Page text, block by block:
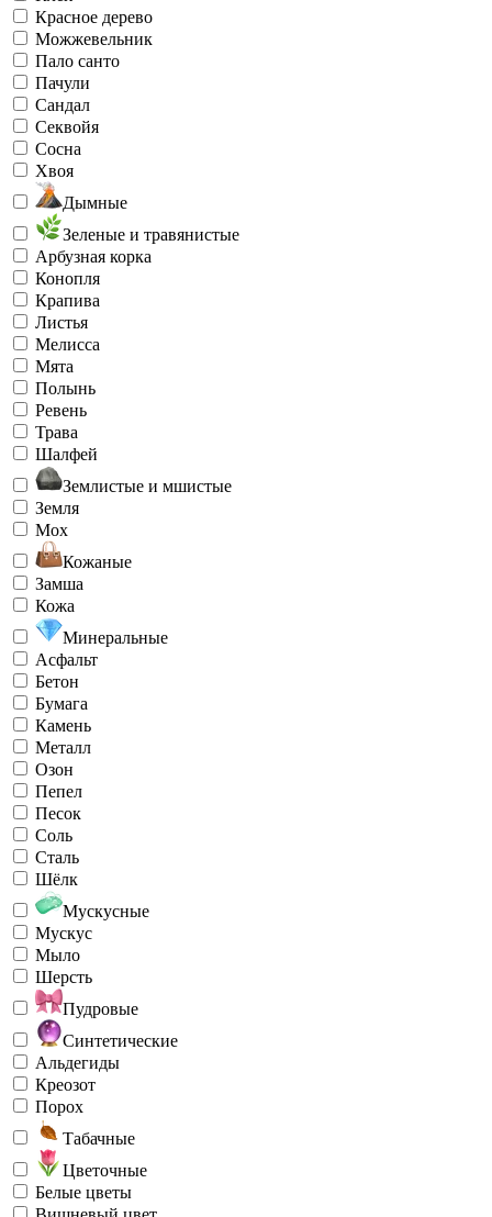
Красное дерево
Можжевельник
Пало санто
Пачули
Сандал
Секвойя
Сосна
Хвоя
Дымные
Зеленые и травянистые
Арбузная корка
Конопля
Крапива
Листья
Мелисса
Мята
Полынь
Ревень
Трава
Шалфей
Землистые и мшистые
Земля
Мох
Кожаные
Замша
Кожа
Минеральные
Асфальт
Бетон
Бумага
Камень
Металл
Озон
Пепел
Песок
Соль
Сталь
Шёлк
Мускусные
Мускус
Мыло
Шерсть
Пудровые
Синтетические
Альдегиды
Креозот
Порох
Табачные
Цветочные
Белые цветы